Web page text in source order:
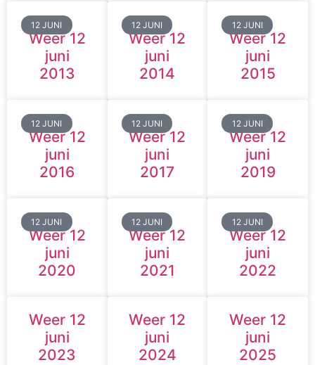
12 JUNI
Weer 12
juni
2013
12 JUNI
Weer 12
juni
2014
12 JUNI
Weer 12
juni
2015
12 JUNI
Weer 12
juni
2016
12 JUNI
Weer 12
juni
2017
12 JUNI
Weer 12
juni
2019
12 JUNI
Weer 12
juni
2020
12 JUNI
Weer 12
juni
2021
12 JUNI
Weer 12
juni
2022
Weer 12
juni
2023
Weer 12
juni
2024
Weer 12
juni
2025